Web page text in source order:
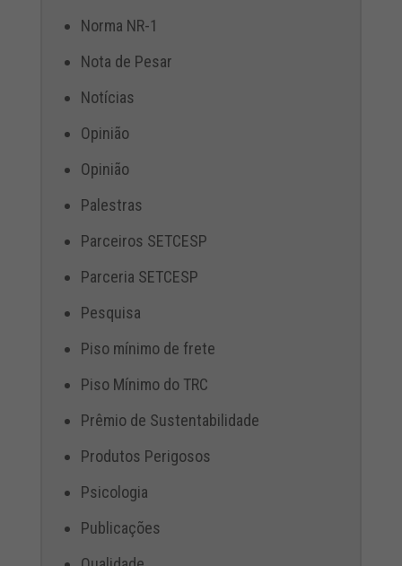
Norma NR-1
Nota de Pesar
Notícias
Opinião
Opinião
Palestras
Parceiros SETCESP
Parceria SETCESP
Pesquisa
Piso mínimo de frete
Piso Mínimo do TRC
Prêmio de Sustentabilidade
Produtos Perigosos
Psicologia
Publicações